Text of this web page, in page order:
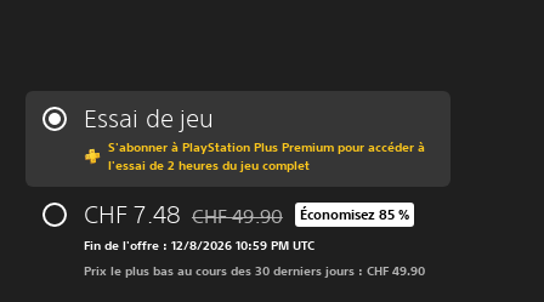
Essai de jeu
S'abonner à PlayStation Plus Premium pour accéder à
l'essai de 2 heures du jeu complet
CHF 7.48 Remise par rapport au prix d'origine de
CHF 49.90 Économisez 85 %
Fin de l'offre : 12/8/2026 10:59 PM UTC
Prix le plus bas au cours des 30 derniers jours : CHF 49.90